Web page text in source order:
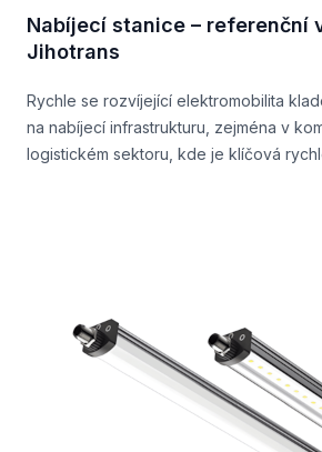
Nabíjecí stanice – referenční
Jihotrans
Rychle se rozvíjející elektromobilita
na nabíjecí infrastrukturu, zejména v
logistickém sektoru, kde je klíčová